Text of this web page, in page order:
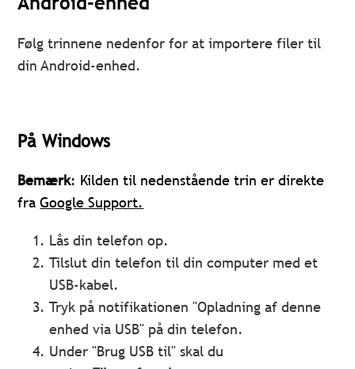
Følg trinnene nedenfor for at importere filer til
din Android-enhed.
På Windows
Bemærk: Kilden til nedenstående trin er direkte
fraGoogle Support.
Lås din telefon op.
Tilslut din telefon til din computer med et
USB-kabel.
Tryk på notifikationen "Opladning af denne
enhed via USB" på din telefon.
Under "Brug USB til" skal du